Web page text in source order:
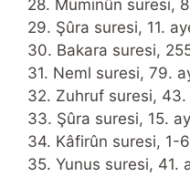
28. Müminûn suresi,
29. Şûra suresi, 11.
30. Bakara suresi,
31. Neml suresi, 79.
32. Zuhruf suresi, 43.
33. Şûra suresi, 15.
34. Kâfirûn suresi, 1-
35. Yunus suresi, 41.